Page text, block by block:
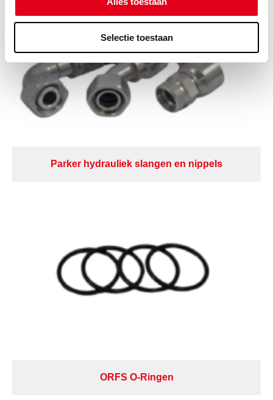
Selectie toestaan
Parker hydrauliek slangen en nippels
ORFS O-Ringen